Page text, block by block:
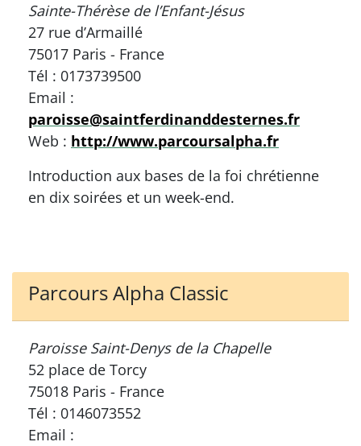
Sainte-Thérèse de l’Enfant-Jésus
27 rue d’Armaillé
75017 Paris - France
Tél : 0173739500
Email :
paroisse@saintferdinanddesternes.fr
Web : http://www.parcoursalpha.fr
Introduction aux bases de la foi chrétienne
en dix soirées et un week-end.
Parcours Alpha Classic
Paroisse Saint-Denys de la Chapelle
52 place de Torcy
75018 Paris - France
Tél : 0146073552
Email :